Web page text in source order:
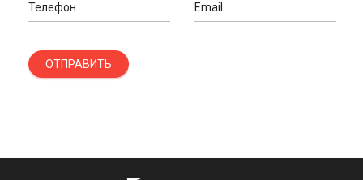
Телефон Email
ОТПРАВИТЬ